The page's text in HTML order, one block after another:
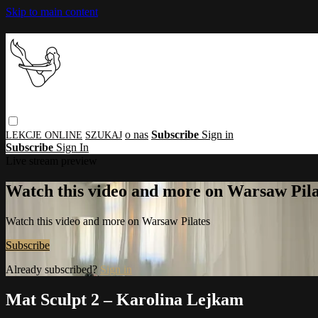
Skip to main content
o nas Subscribe Sign in
Subscribe Sign In
Watch this video and more on Warsaw
Watch this video and more on Warsaw Pilates
Subscribe
Already subscribed? Sign in
Mat Sculpt 2 – Karolina Lejkam